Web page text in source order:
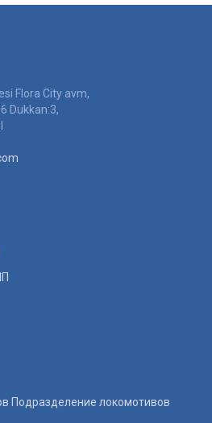
Flora City avm,
Dukkan:3,
Подразделение локомотивов